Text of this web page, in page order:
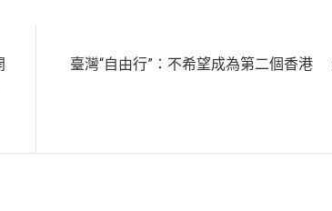
臺灣“自由行”：不希望成為第二個香港